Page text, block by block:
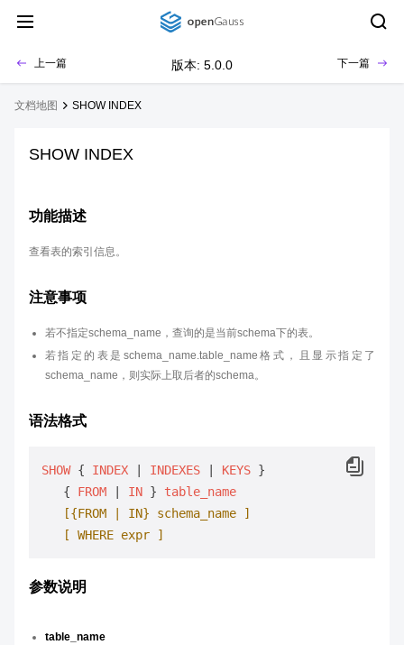
上一篇 版本: 5.0.0 下一篇
文档地图 SHOW INDEX
SHOW INDEX
功能描述
查看表的索引信息。
注意事项
若不指定schema_name，查询的是当前schema下的表。
若指定的表是schema_name.table_name格式，且显示指定了
schema_name，则实际上取后者的schema。
语法格式
SHOW { INDEX INDEXES KEYS }
   {
FROM IN } table_name
[{FROM | IN} schema_name ]
[ WHERE expr ]
参数说明
table_name